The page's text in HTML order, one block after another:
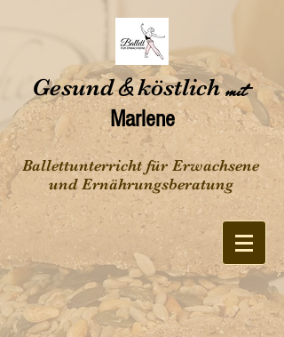
Gesund&köstlichmit
Marlene
Ballettunterricht für Erwachsene
und Ernährungsberatung